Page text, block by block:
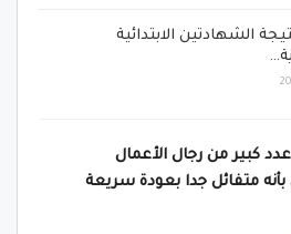
الشهادتين الابتدائية
كبير من رجال الأعمال
بأنه متفائل جدا بعودة سريعة